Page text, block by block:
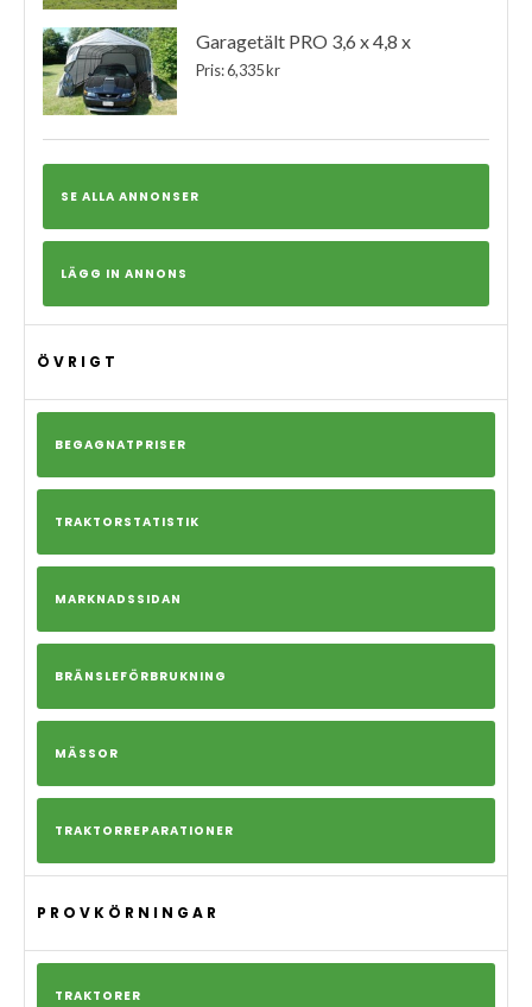
Garagetält PRO 3,6 x 4,8 x
Pris: 6,335 kr
SE ALLA ANNONSER
LÄGG IN ANNONS
ÖVRIGT
BEGAGNATPRISER
TRAKTORSTATISTIK
MARKNADSSIDAN
BRÄNSLEFÖRBRUKNING
MÄSSOR
TRAKTORREPARATIONER
PROVKÖRNINGAR
TRAKTORER